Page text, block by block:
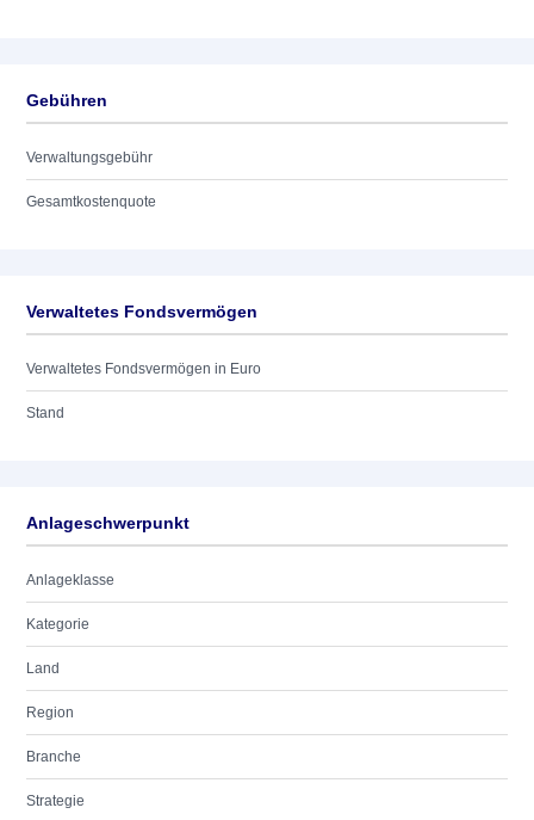
Gebühren
Verwaltungsgebühr
Gesamtkostenquote
Verwaltetes Fondsvermögen
Verwaltetes Fondsvermögen in Euro
Stand
Anlageschwerpunkt
Anlageklasse
Kategorie
Land
Region
Branche
Strategie